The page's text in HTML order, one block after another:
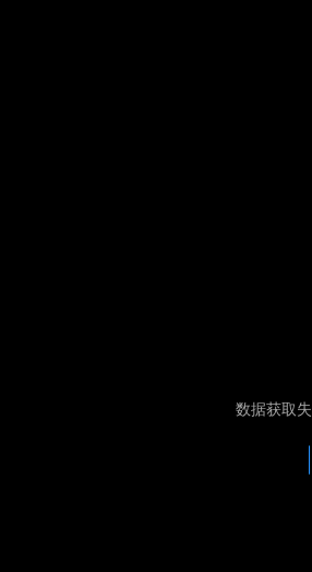
数据获取